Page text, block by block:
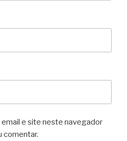
email e site neste navegador
comentar.